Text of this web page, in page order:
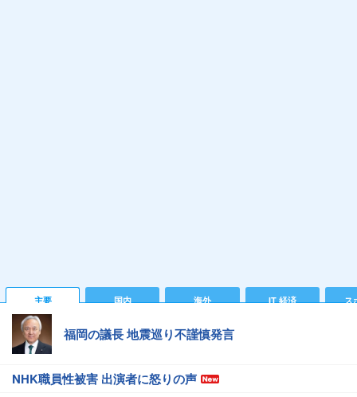
主要 国内 海外 IT 経済 ス
福岡の議長 地震巡り不謹慎発言
NHK職員性被害 出演者に怒りの声